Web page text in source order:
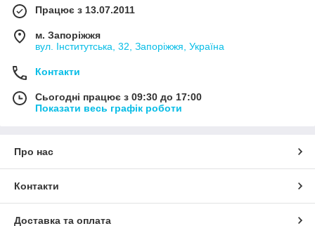
Працює з 13.07.2011
м. Запоріжжя
вул. Інститутська, 32, Запоріжжя, Україна
Контакти
Сьогодні працює з 09:30 до 17:00
Показати весь графік роботи
Про нас
Контакти
Доставка та оплата